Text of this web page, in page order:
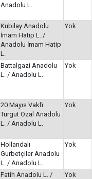
Anadolu L.
Kubilay Anadolu
İmam Hatip L. /
Anadolu İmam Hatip
L.
Yok
Battalgazi Anadolu
L. / Anadolu L.
Yok
20 Mayıs Vakfı
Turgut Özal Anadolu
L. / Anadolu L.
Yok
Hollandalı
Gurbetçiler Anadolu
L. / Anadolu L.
Yok
Fatih Anadolu L. /
Yok